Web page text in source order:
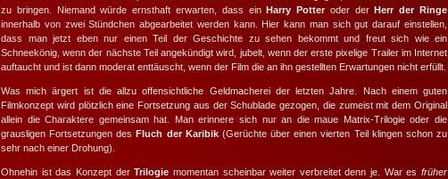
zu bringen. Niemand würde ernsthaft erwarten, dass einHarry Potteroder derHerr der Ringe
innerhalb von zwei Stündchen abgearbeitet werden kann. Hier kann man sich gut darauf einstellen,
dass man jetzt eben nur einen Teil der Geschichte zu sehen bekommt und freut sich wie ein
Schneekönig, wenn der nächste Teil angekündigt wird, jubelt, wenn der erste pixelige Trailer im Internet
auftaucht und ist dann moderat enttäuscht, wenn der Film die an ihn gestellten Erwartungen nicht erfüllt.
Was mich ärgert ist die allzu offensichtliche Geldmacherei der letzten Jahre. Nach einem guten
Filmkonzept wird plötzlich eine Fortsetzung aus der Schublade gezogen, die zumeist mit dem Original
allein die Charaktere gemeinsam hat. Man erinnere sich nur an die maue Matrix-Trilogie oder die
grausligen Fortsetzungen desFluch der Karibik(Gerüchte über einen vierten Teil klingen schon zu
sehr nach einer Drohung).
Ohnehin ist das Konzept derTrilogie momentan scheinbar weiter verbreitet denn je. War esfrüher